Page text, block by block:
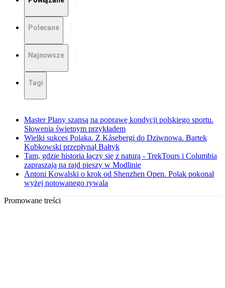
Polecane
Najnowsze
Tagi
Master Plany szansą na poprawę kondycji polskiego sportu.
Słowenia świetnym przykładem
Wielki sukces Polaka. Z Kåsebergi do Dziwnowa. Bartek
Kubkowski przepłynął Bałtyk
Tam, gdzie historia łączy się z naturą - TrekTours i Columbia
zapraszają na rajd pieszy w Modlinie
Antoni Kowalski o krok od Shenzhen Open. Polak pokonał
wyżej notowanego rywala
Promowane treści